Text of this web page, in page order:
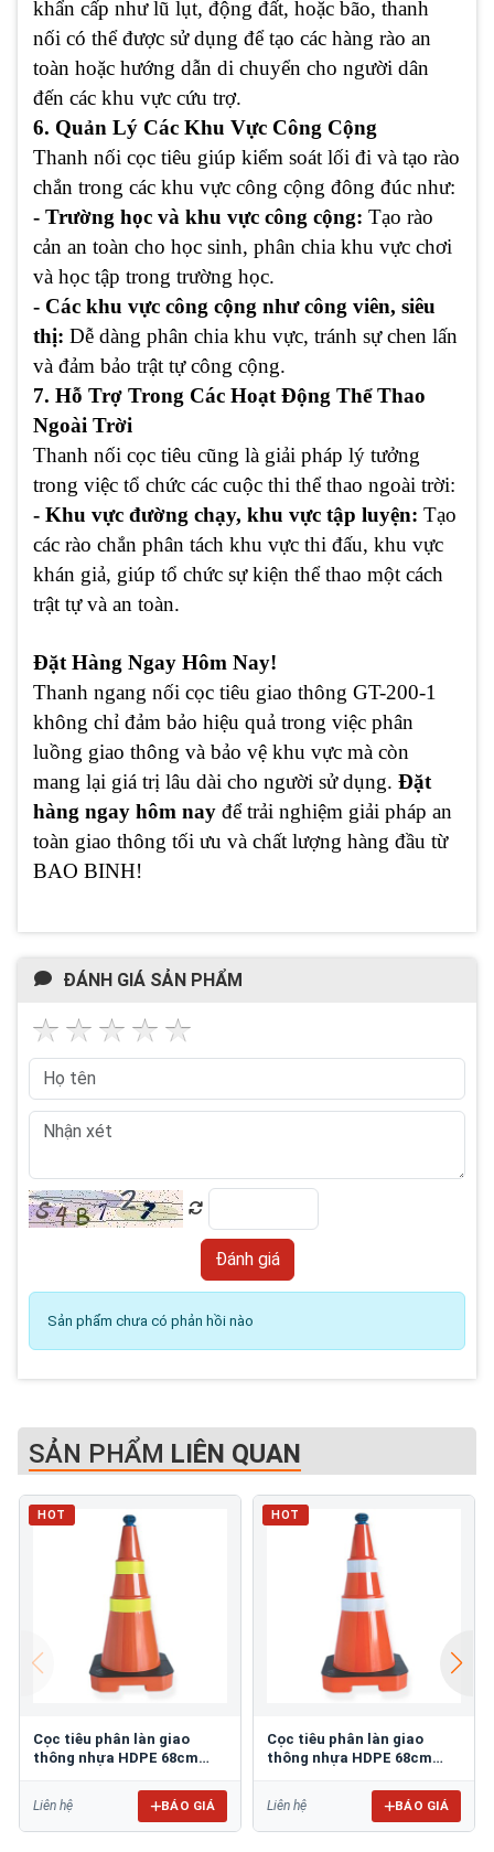
khẩn cấp như lũ lụt, động đất, hoặc bão, thanh
nối có thể được sử dụng để tạo các hàng rào an
toàn hoặc hướng dẫn di chuyển cho người dân
đến các khu vực cứu trợ.
6. Quản Lý Các Khu Vực Công Cộng
Thanh nối cọc tiêu giúp kiểm soát lối đi và tạo rào
chắn trong các khu vực công cộng đông đúc như:
- Trường học và khu vực công cộng: Tạo rào
cản an toàn cho học sinh, phân chia khu vực chơi
và học tập trong trường học.
- Các khu vực công cộng như công viên, siêu
thị: Dễ dàng phân chia khu vực, tránh sự chen lấn
và đảm bảo trật tự công cộng.
7. Hỗ Trợ Trong Các Hoạt Động Thể Thao
Ngoài Trời
Thanh nối cọc tiêu cũng là giải pháp lý tưởng
trong việc tổ chức các cuộc thi thể thao ngoài trời:
- Khu vực đường chạy, khu vực tập luyện: Tạo
các rào chắn phân tách khu vực thi đấu, khu vực
khán giả, giúp tổ chức sự kiện thể thao một cách
trật tự và an toàn.
Đặt Hàng Ngay Hôm Nay!
Thanh ngang nối cọc tiêu giao thông GT-200-1
không chỉ đảm bảo hiệu quả trong việc phân
luồng giao thông và bảo vệ khu vực mà còn
mang lại giá trị lâu dài cho người sử dụng. Đặt
hàng ngay hôm nay để trải nghiệm giải pháp an
toàn giao thông tối ưu và chất lượng hàng đầu từ
BAO BINH!
ĐÁNH GIÁ SẢN PHẨM
Sản phẩm chưa có phản hồi nào
SẢN PHẨM LIÊN QUAN
HOT
Cọc tiêu phân làn giao
thông nhựa HDPE 68cm
Liên hệ BÁO GIÁ
HOT
Cọc tiêu phân làn giao
thông nhựa HDPE 68cm
Liên hệ BÁO GIÁ